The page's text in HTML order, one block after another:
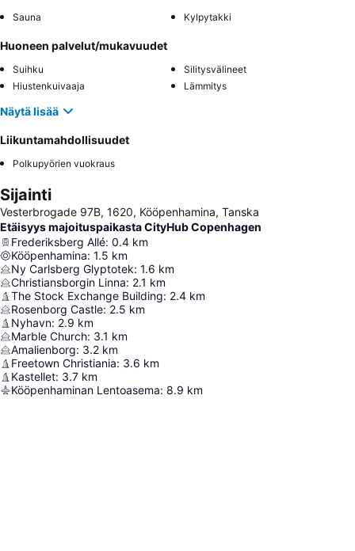
Sauna Kylpytakki
Huoneen palvelut/mukavuudet
Suihku
Silitysvälineet
Hiustenkuivaaja
Lämmitys
Näytä lisää
Liikuntamahdollisuudet
Polkupyörien vuokraus
Sijainti
Vesterbrogade 97B, 1620, Kööpenhamina, Tanska
Etäisyys majoituspaikasta CityHub Copenhagen
Frederiksberg Allé: 0.4 km
Kööpenhamina: 1.5 km
Ny Carlsberg Glyptotek: 1.6 km
Christiansborgin Linna: 2.1 km
The Stock Exchange Building: 2.4 km
Rosenborg Castle: 2.5 km
Nyhavn: 2.9 km
Marble Church: 3.1 km
Amalienborg: 3.2 km
Freetown Christiania: 3.6 km
Kastellet: 3.7 km
Kööpenhaminan Lentoasema: 8.9 km